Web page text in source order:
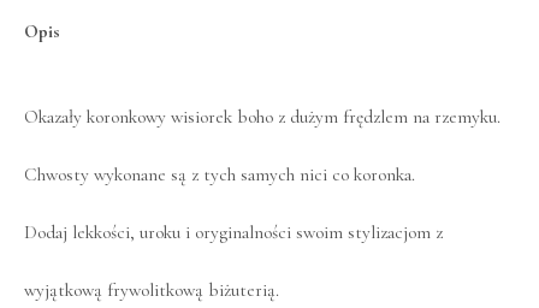
Opis
Okazały koronkowy wisiorek boho z dużym frędzlem na rzemyku.
Chwosty wykonane są z tych samych nici co koronka.
Dodaj lekkości, uroku i oryginalności swoim stylizacjom z
wyjątkową frywolitkową biżuterią.